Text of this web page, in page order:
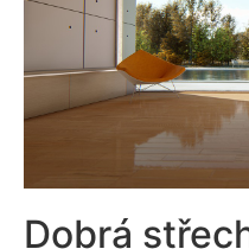
Dobrá